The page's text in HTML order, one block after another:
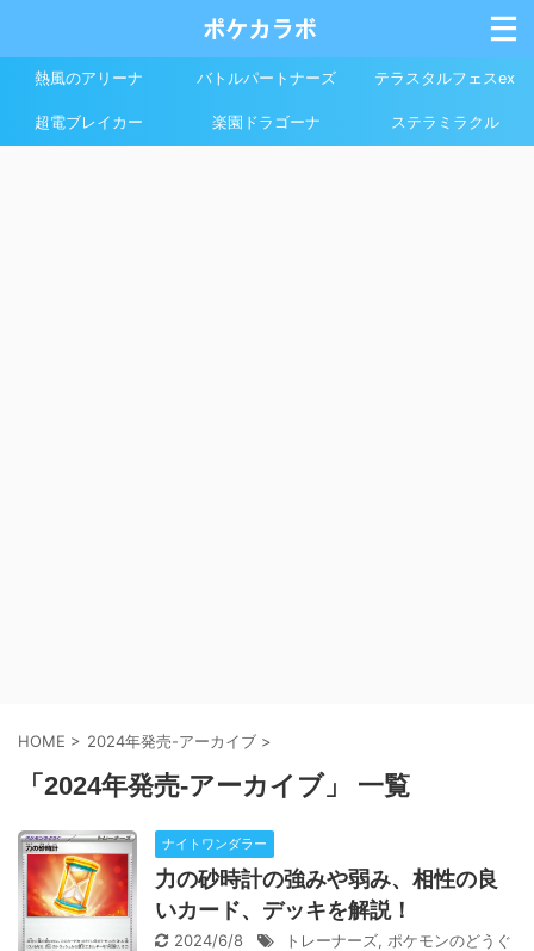
熱風のアリーナ バトルパートナーズ テラスタルフェスex
超電ブレイカー 楽園ドラゴーナ ステラミラクル
HOME > 2024年発売-アーカイブ >
「2024年発売-アーカイブ」 一覧
ナイトワンダラー
力の砂時計の強みや弱み、相性の良
いカード、デッキを解説！
2024/6/8 トレーナーズ, ポケモンのどうぐ